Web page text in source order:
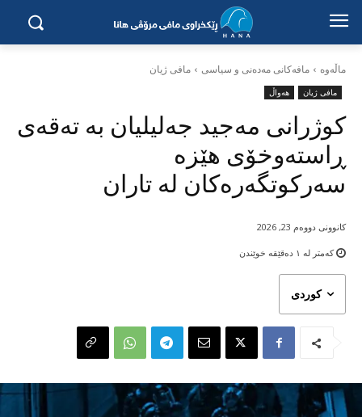
ماڵه‌وه‌ مافەکانی مەدەنی و سیاسی مافی ژیان
مافی ژیان هەواڵ
کوژرانی مەجید جەلیلیان بە تەقەی
ڕاستەوخۆی هێزە
سەرکوتگەرەکان لە تاران
کوردی
کەمتر لە ١ دەقێقە خوێندن
کانوونی دووەم 23, 2026